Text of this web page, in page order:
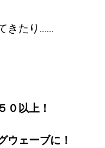
きたり……
５０以上！
ウェーブに！